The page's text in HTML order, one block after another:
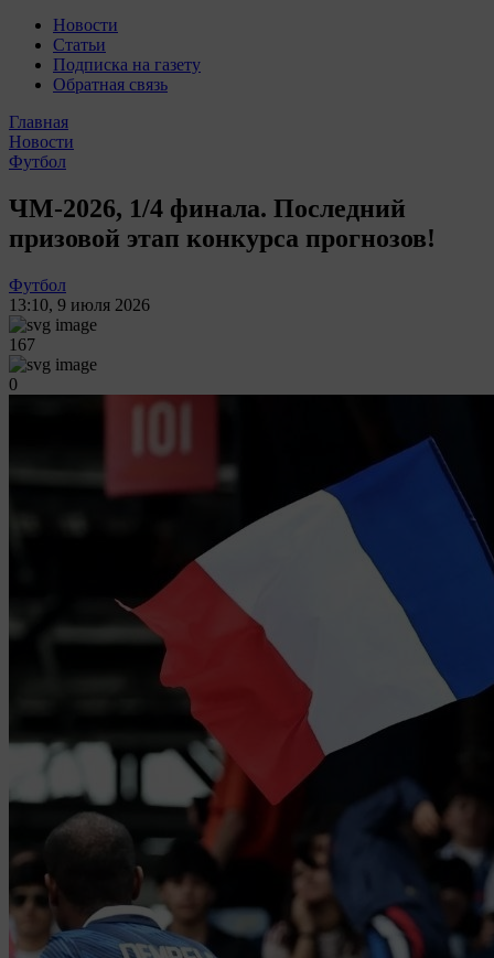
Новости
Статьи
Подписка на газету
Обратная связь
Главная
Новости
Футбол
ЧМ-2026, 1/4 финала. Последний
призовой этап конкурса прогнозов!
Футбол
13:10, 9 июля 2026
167
0